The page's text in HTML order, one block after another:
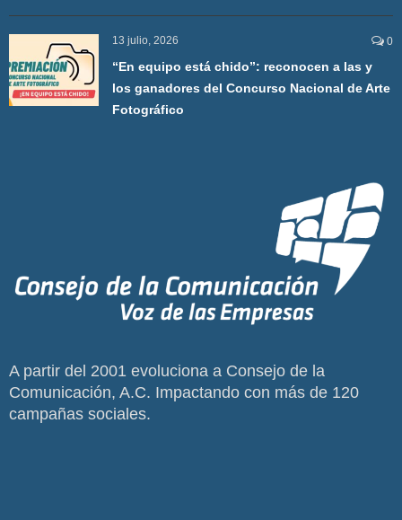
13 julio, 2026 0
“En equipo está chido”: reconocen a las y
los ganadores del Concurso Nacional de Arte
Fotográfico
A partir del 2001 evoluciona a Consejo de la
Comunicación, A.C. Impactando con más de 120
campañas sociales.